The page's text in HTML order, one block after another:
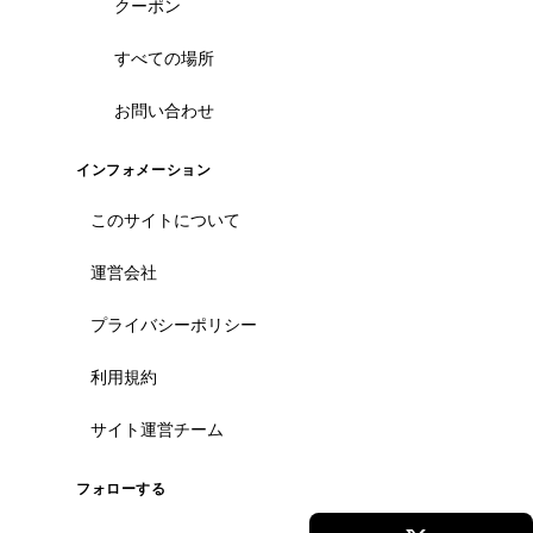
クーポン
すべての場所
お問い合わせ
インフォメーション
このサイトについて
運営会社
プライバシーポリシー
利用規約
サイト運営チーム
フォローする